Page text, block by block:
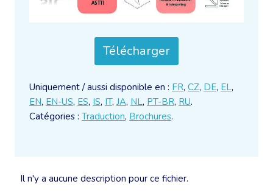
Il n'y a aucune description pour ce fichier.
Télécharger
Uniquement / aussi disponible en : FR, CZ, DE, EL,
EN, EN-US, ES, IS, IT, JA, NL, PT-BR, RU.
Catégories : Traduction, Brochures.